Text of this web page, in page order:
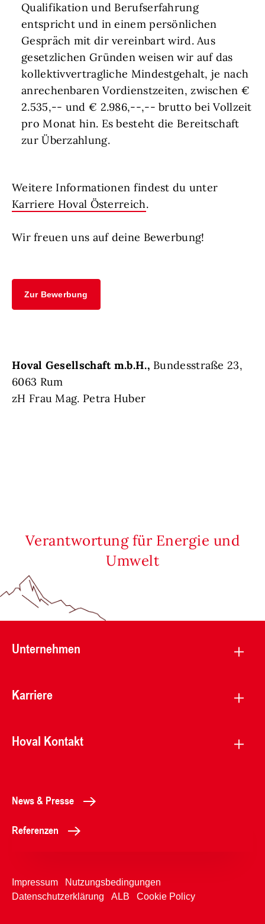
Qualifikation und Berufserfahrung
entspricht und in einem persönlichen
Gespräch mit dir vereinbart wird. Aus
gesetzlichen Gründen weisen wir auf das
kollektivvertragliche Mindestgehalt, je nach
anrechenbaren Vordienstzeiten, zwischen €
2.535,-- und € 2.986,--,-- brutto bei Vollzeit
pro Monat hin. Es besteht die Bereitschaft
zur Überzahlung.
Weitere Informationen findest du unter
Karriere Hoval Österreich.
Wir freuen uns auf deine Bewerbung!
Zur Bewerbung
Hoval Gesellschaft m.b.H., Bundesstraße 23,
6063 Rum
zH Frau Mag. Petra Huber
Verantwortung für Energie und
Umwelt
Unternehmen
Karriere
Hoval Kontakt
News & Presse
Referenzen
Impressum
Nutzungsbedingungen
Datenschutzerklärung
ALB Cookie Policy